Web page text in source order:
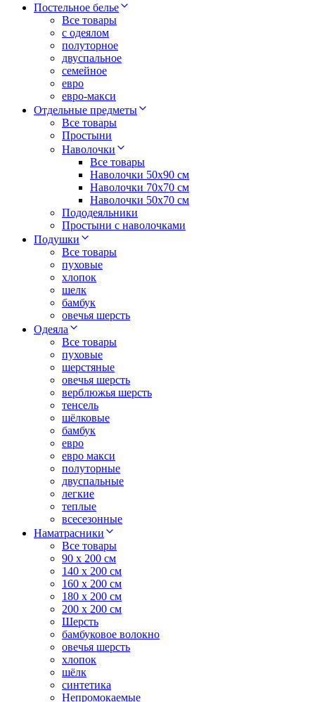
Постельное белье
Все товары
с одеялом
полуторное
двуспальное
семейное
евро
евро-макси
Отдельные предметы
Все товары
Простыни
Наволочки
Все товары
Наволочки 50x90 см
Наволочки 70x70 cм
Наволочки 50х70 см
Пододеяльники
Простыни с наволочками
Подушки
Все товары
пуховые
хлопок
шелк
бамбук
овечья шерсть
Одеяла
Все товары
пуховые
шерстяные
овечья шерсть
верблюжья шерсть
тенсель
шёлковые
бамбук
евро
евро макси
полуторные
двуспальные
легкие
теплые
всесезонные
Наматрасники
Все товары
90 x 200 см
140 x 200 см
160 x 200 см
180 x 200 см
200 x 200 см
Шерсть
бамбуковое волокно
овечья шерсть
хлопок
шёлк
синтетика
Непромокаемые